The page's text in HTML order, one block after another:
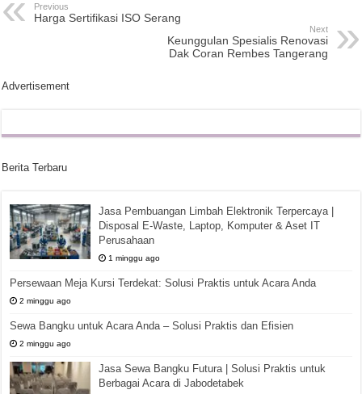
Previous
Harga Sertifikasi ISO Serang
Next
Keunggulan Spesialis Renovasi
Dak Coran Rembes Tangerang
Advertisement
Berita Terbaru
Jasa Pembuangan Limbah Elektronik Terpercaya |
Disposal E-Waste, Laptop, Komputer & Aset IT
Perusahaan
1 minggu ago
Persewaan Meja Kursi Terdekat: Solusi Praktis untuk Acara Anda
2 minggu ago
Sewa Bangku untuk Acara Anda – Solusi Praktis dan Efisien
2 minggu ago
Jasa Sewa Bangku Futura | Solusi Praktis untuk
Berbagai Acara di Jabodetabek